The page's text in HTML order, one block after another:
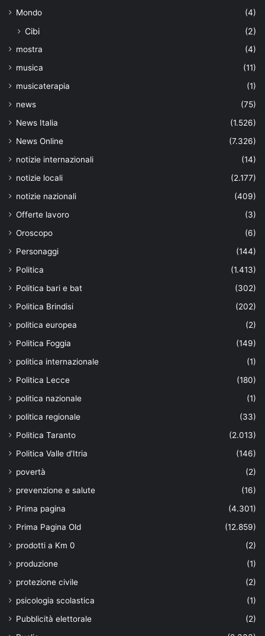
Mondo
(4)
Cibi (2)
mostra
(4)
musica
(11)
musicaterapia
(1)
news
(75)
News Italia
(1.526)
News Online
(7.326)
notizie internazionali
(14)
notizie locali
(2.177)
notizie nazionali
(409)
Offerte lavoro
(3)
Oroscopo
(6)
Personaggi
(144)
Politica
(1.413)
Politica bari e bat
(302)
Politica Brindisi
(202)
politica europea
(2)
Politica Foggia
(149)
politica internazionale
(1)
Politica Lecce
(180)
politica nazionale
(1)
politica regionale
(33)
Politica Taranto
(2.013)
Politica Valle d'Itria
(146)
povertà
(2)
prevenzione e salute
(16)
Prima pagina
(4.301)
Prima Pagina Old
(12.859)
prodotti a Km 0
(2)
produzione
(1)
protezione civile
(2)
psicologia scolastica
(1)
Pubblicità elettorale
(2)